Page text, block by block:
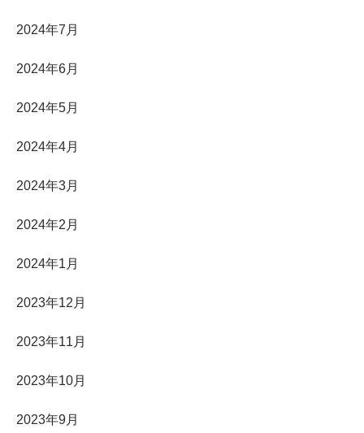
2024年7月
2024年6月
2024年5月
2024年4月
2024年3月
2024年2月
2024年1月
2023年12月
2023年11月
2023年10月
2023年9月